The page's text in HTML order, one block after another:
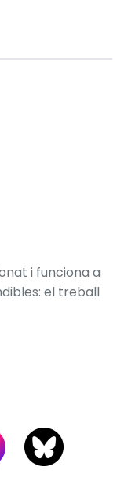
i funciona a
el treball